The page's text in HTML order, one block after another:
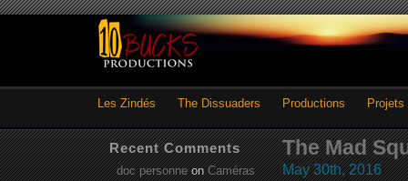
Les Zindés The Dissuaders Productions Projets
The Mad
May 30th, 2016
Recent Comments
doc personneonCaméras